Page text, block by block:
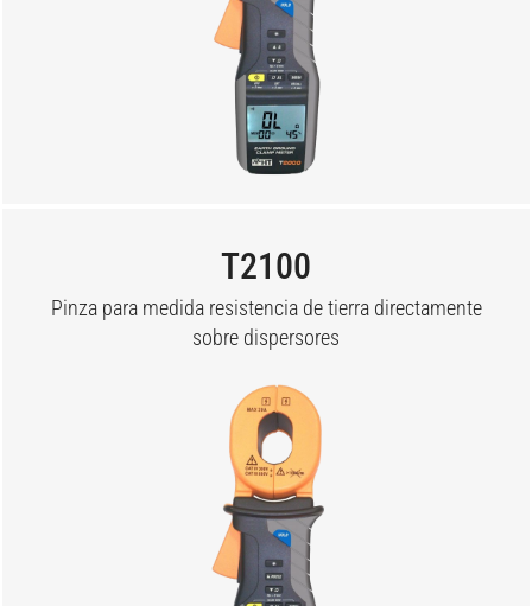
T2100
Pinza para medida resistencia de tierra directamente
sobre dispersores